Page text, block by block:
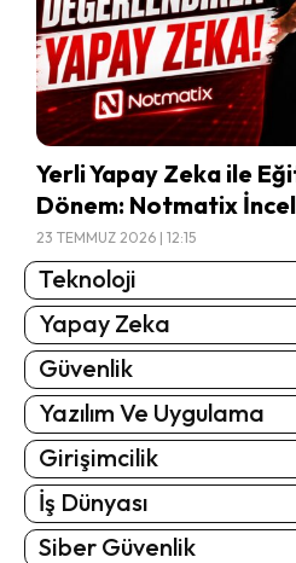
Yerli Yapay Zeka ile
Dönem: Notmatix
23 TEMMUZ 2026 | 12:15
Teknoloji
Yapay Zeka
Güvenlik
Yazılım Ve Uygulama
Girişimcilik
İş Dünyası
Siber Güvenlik